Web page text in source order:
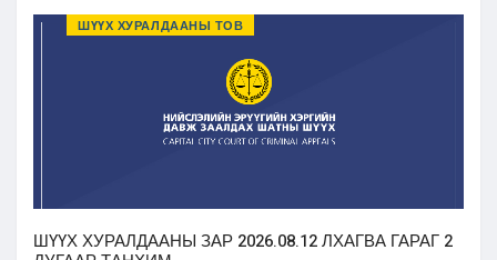
ШҮҮХ ХУРАЛДААНЫ ТОВ
ШҮҮХ ХУРАЛДААНЫ ЗАР 2026.08.12 ЛХАГВА ГАРАГ 2